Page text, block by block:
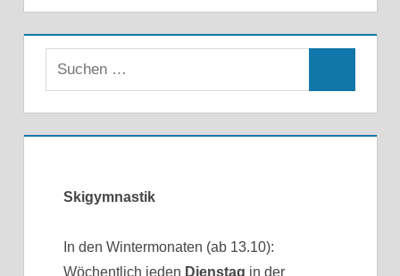
Skigymnastik
In den Wintermonaten (ab 13.10):
Wöchentlich jeden Dienstag in der